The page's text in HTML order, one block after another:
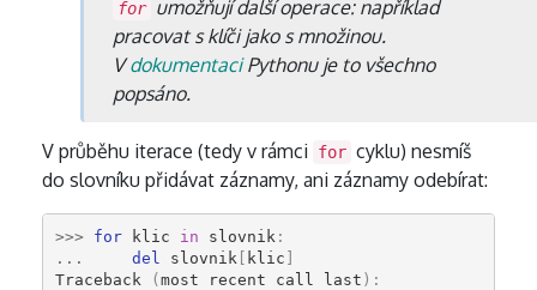
for umožňují další operace: například
pracovat s klíči jako s množinou.
VdokumentaciPythonu je to všechno
popsáno.
V průběhu iterace (tedy v rámci for cyklu) nesmíš
do slovníku přidávat záznamy, ani záznamy odebírat:
>>> for klic in slovnik :
...
del slovnik [ klic ]
Traceback
(most recent call last ):